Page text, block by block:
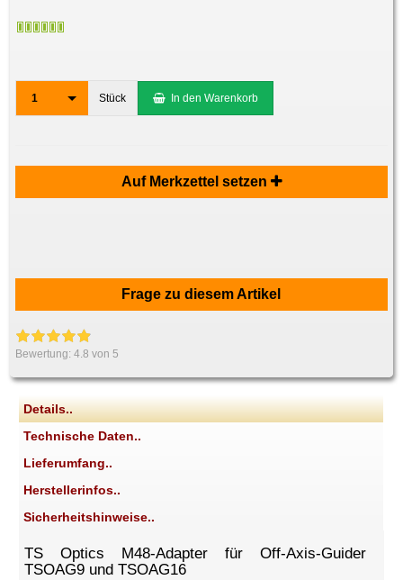
1 Stück In den Warenkorb
Auf Merkzettel setzen
Frage zu diesem Artikel
Bewertung:4.8 von 5
Details..
Technische Daten..
Lieferumfang..
Herstellerinfos..
Sicherheitshinweise..
TS Optics M48-Adapter für Off-Axis-Guider
TSOAG9 und TSOAG16